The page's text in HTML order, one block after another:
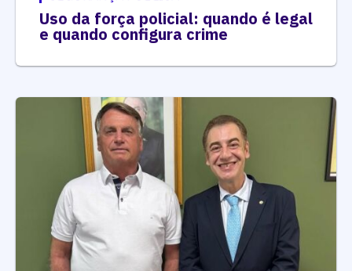
Uso da força policial: quando é legal
e quando configura crime